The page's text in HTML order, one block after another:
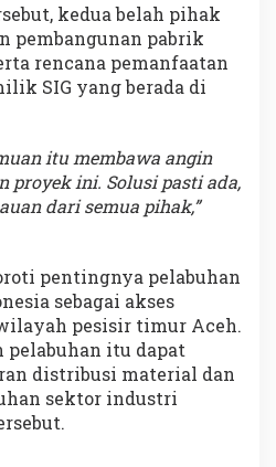
kedua belah pihak
pembangunan pabrik
rencana pemanfaatan
SIG yang berada di
itu membawa angin
proyek ini. Solusi pasti ada,
dari semua pihak,”
pentingnya pelabuhan
sebagai akses
pesisir timur Aceh.
pelabuhan itu dapat
distribusi material dan
sektor industri